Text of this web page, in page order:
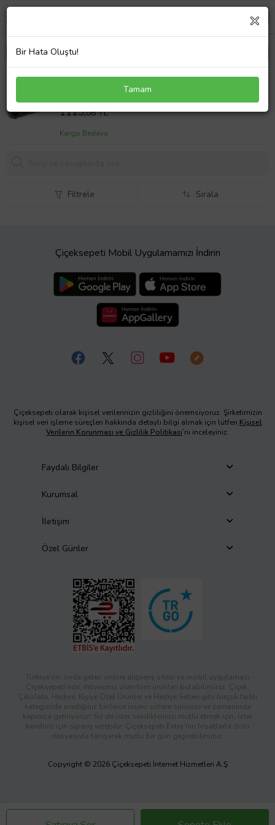
Motor Havalandırma Valfı – 06F129101R WISCO –
Volkswagen Golf5 2.0 Gtı Audı A1 04 Ve Sonrası
Uyumlu
Sepet Fiyatı
1125,08 TL
Kargo Bedava
Filtrele Sırala
Çiçeksepeti Mobil Uygulamamızı İndirin
Çiçeksepeti olarak kişisel verilerinizin gizliliğini önemsiyoruz. Şirketimizin
kişisel veri işleme süreçleri hakkında detaylı bilgi almak için lütfen Kişisel
Verilerin Korunması ve Gizlilik Politikası’nı inceleyiniz.
Faydalı Bilgiler
Kurumsal
İletişim
Özel Günler
Türkiye’nin önde gelen online alışveriş sitesi ve mobil uygulaması
Çiçeksepeti’nde, ihtiyacınız olan tüm ürünleri bulabilirsiniz. Çiçek,
Çikolata, Hediye, Kişiye Özel Ürünler ve Hediye Setleri gibi birçok farklı
kategoride aradığınız binlerce ürünü sizlere sunuyor ve zamanında
kapınıza getiriyoruz! Siz de ister sevdiklerinizi mutlu etmek için, ister
kendiniz için sipariş verebilir; Çiçeksepeti Extra’nın fırsatlarla dolu
dünyasıyla tanışarak mutlu bir gün geçirebilirsiniz.
Copyright © 2026 Çiçeksepeti İnternet Hizmetleri A.Ş
Bir Hata Oluştu!
Tamam